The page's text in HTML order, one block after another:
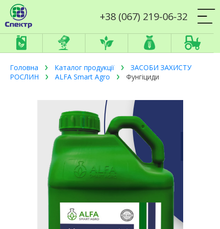
+38 (067) 219-06-32
Головна Каталог продукції
ЗАСОБИ ЗАХИСТУ
РОСЛИН
ALFA Smart Agro Фунгіциди